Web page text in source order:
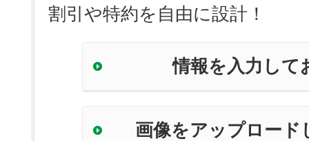
割引や特約を自由に設計！
情報を入力して
画像をアップロード